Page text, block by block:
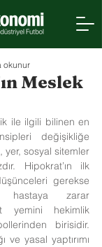
Meslek
okunur
ile ilgili bilinen en
değişikliğe
yer, sosyal sitemler
Hipokrat’ın ilk
gerekse
zarar
yemini hekimlik
birisidir.
ve yasal yaptırımı